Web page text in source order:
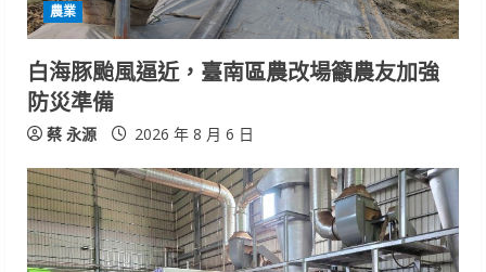
農業
白海豚颱風逼近，臺南區農改場籲農友加強
防災準備
蔡 永源 2026 年 8 月 6 日